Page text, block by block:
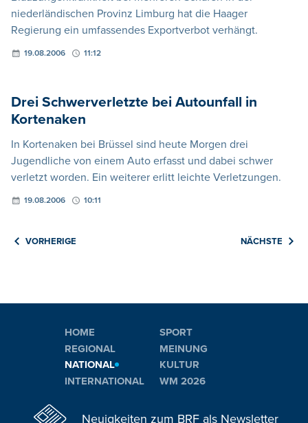
niederländischen Provinz Limburg hat die Haager
Regierung ein umfassendes Exportverbot verhängt.
19.08.2006 11:12
Drei Schwerverletzte bei Autounfall in
Kortenaken
In Kortenaken bei Brüssel sind heute Morgen drei
Jugendliche von einem Auto erfasst und dabei schwer
verletzt worden. Ein weiterer erlitt leichte Verletzungen.
19.08.2006 10:11
VORHERIGE NÄCHSTE
HOME
REGIONAL
NATIONAL
INTERNATIONAL
SPORT
MEINUNG
KULTUR
WM 2026
Neuigkeiten zum BRF als Newsletter